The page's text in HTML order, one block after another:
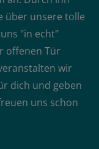
über unsere tolle
"in echt"
offenen Tür
wir
dich und geben
uns schon